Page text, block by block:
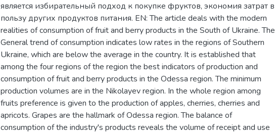
является избирательный подход к покупке фруктов, экономия затрат в
пользу других продуктов питания. EN: The article deals with the modern
realities of consumption of fruit and berry products in the South of Ukraine. The
General trend of consumption indicates low rates in the regions of Southern
Ukraine, which are below the average in the country. It is established that
among the four regions of the region the best indicators of production and
consumption of fruit and berry products in the Odessa region. The minimum
production volumes are in the Nikolayev region. In the whole region among
fruits preference is given to the production of apples, cherries, cherries and
apricots. Grapes are the hallmark of Odessa region. The balance of
consumption of the industry's products reveals the volume of receipt and use